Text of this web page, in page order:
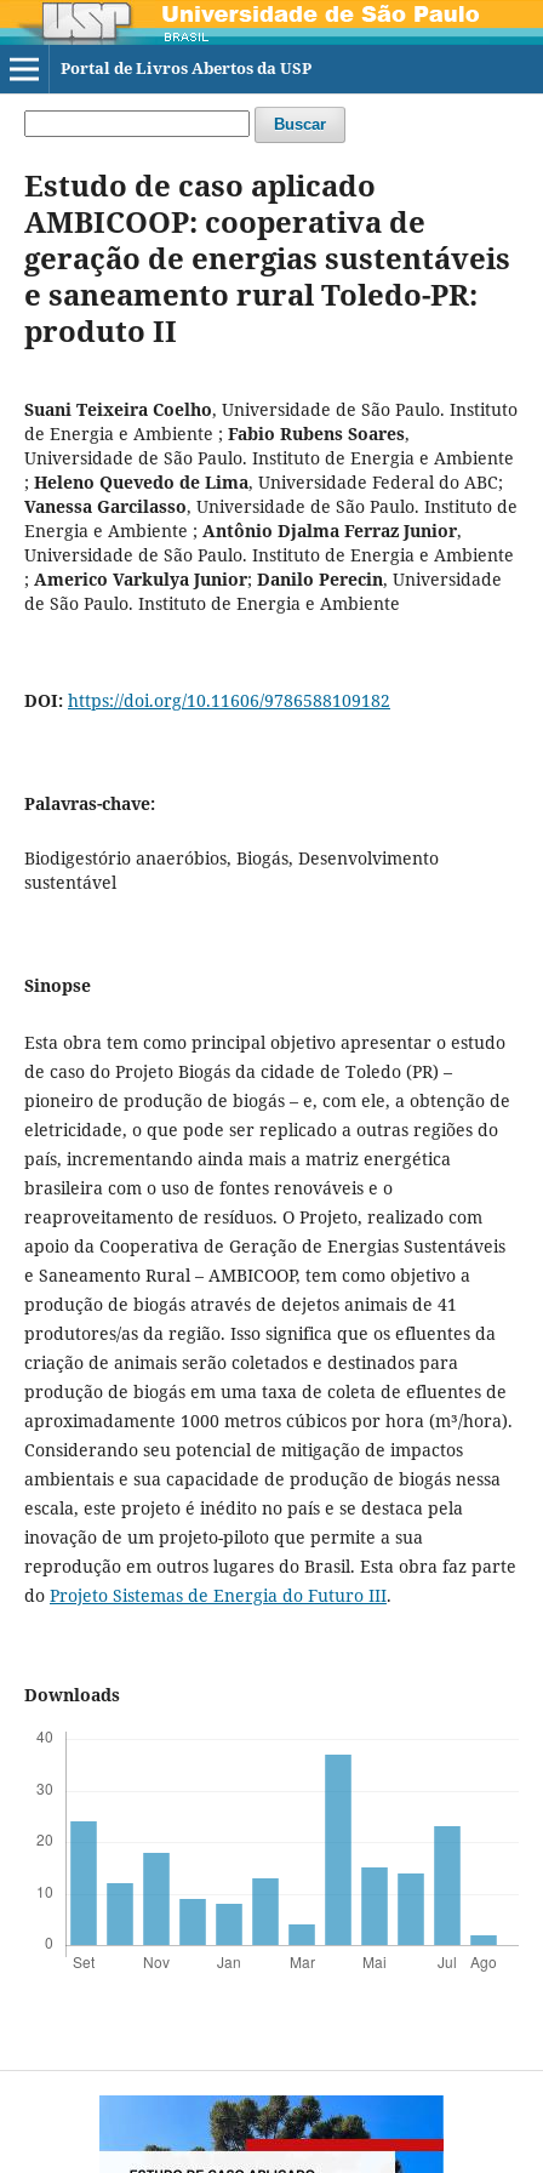
Portal de Livros Abertos da USP
Buscar
Estudo de caso aplicado
AMBICOOP: cooperativa de
geração de energias sustentáveis
e saneamento rural Toledo-PR:
produto II
Suani Teixeira Coelho, Universidade de São Paulo. Instituto
de Energia e Ambiente ; Fabio Rubens Soares,
Universidade de São Paulo. Instituto de Energia e Ambiente
; Heleno Quevedo de Lima, Universidade Federal do ABC;
Vanessa Garcilasso, Universidade de São Paulo. Instituto de
Energia e Ambiente ; Antônio Djalma Ferraz Junior,
Universidade de São Paulo. Instituto de Energia e Ambiente
; Americo Varkulya Junior; Danilo Perecin, Universidade
de São Paulo. Instituto de Energia e Ambiente
DOI: https://doi.org/10.11606/9786588109182
Palavras-chave:
Biodigestório anaeróbios, Biogás, Desenvolvimento
sustentável
Sinopse
Esta obra tem como principal objetivo apresentar o estudo
de caso do Projeto Biogás da cidade de Toledo (PR) –
pioneiro de produção de biogás – e, com ele, a obtenção de
eletricidade, o que pode ser replicado a outras regiões do
país, incrementando ainda mais a matriz energética
brasileira com o uso de fontes renováveis e o
reaproveitamento de resíduos. O Projeto, realizado com
apoio da Cooperativa de Geração de Energias Sustentáveis
e Saneamento Rural – AMBICOOP, tem como objetivo a
produção de biogás através de dejetos animais de 41
produtores/as da região. Isso significa que os efluentes da
criação de animais serão coletados e destinados para
produção de biogás em uma taxa de coleta de efluentes de
aproximadamente 1000 metros cúbicos por hora (m³/hora).
Considerando seu potencial de mitigação de impactos
ambientais e sua capacidade de produção de biogás nessa
escala, este projeto é inédito no país e se destaca pela
inovação de um projeto-piloto que permite a sua
reprodução em outros lugares do Brasil. Esta obra faz parte
do Projeto Sistemas de Energia do Futuro III.
Downloads